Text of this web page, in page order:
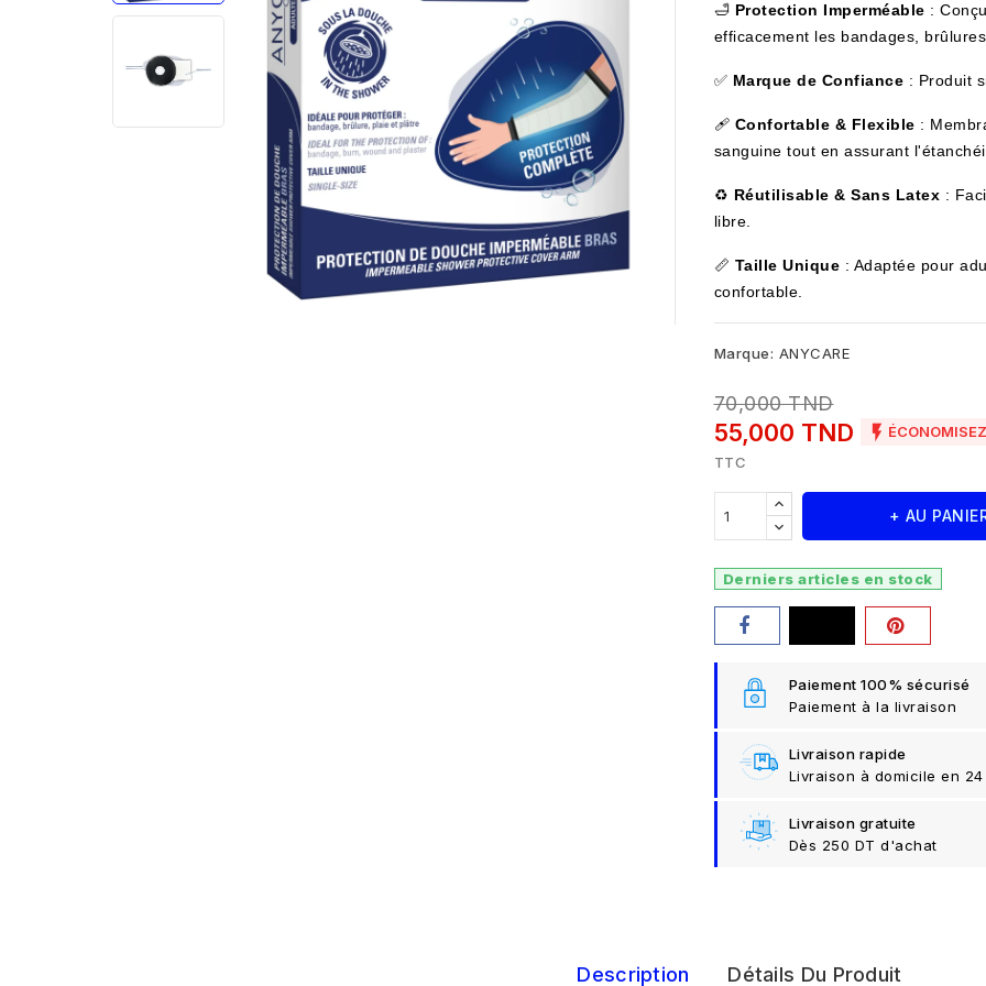
🛁 Protection Imperméable :
efficacement les bandages,
✅ Marque de Confiance : Produit
🩹 Confortable & Flexible :
sanguine tout en assurant
♻️ Réutilisable & Sans Latex :
libre.
📏 Taille Unique : Adaptée pour
confortable.
Marque: ANYCARE
70,000 TND
55,000 TND 
TTC
+ AU
Derniers articles en stock
Paiement 100% sécurisé
Paiement à la livraison
Livraison rapide
Livraison à domicile en 24
Livraison gratuite
Dès 250 DT d'achat
Description Détails Du Produit